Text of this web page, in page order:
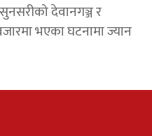
देवानगञ्ज र
भएका घटनामा ज्यान